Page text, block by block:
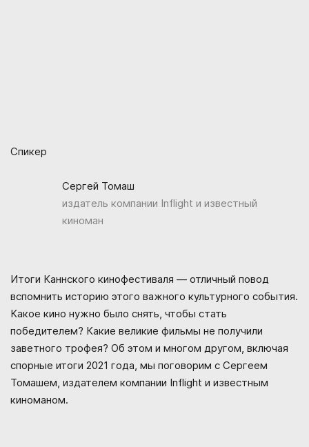
Спикер
Сергей Томаш
издатель компании Inflight и известный
киноман
Итоги Каннского кинофестиваля — отличный повод
вспомнить историю этого важного культурного события.
Какое кино нужно было снять, чтобы стать
победителем? Какие великие фильмы не получили
заветного трофея? Об этом и многом другом, включая
спорные итоги 2021 года, мы поговорим с Сергеем
Томашем, издателем компании Inflight и известным
киноманом.